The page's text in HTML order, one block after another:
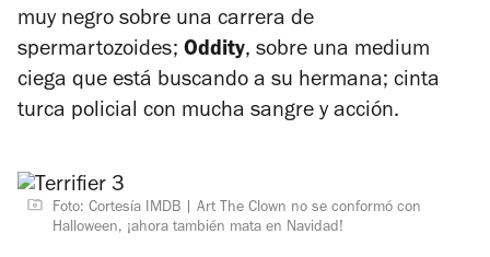
muy negro sobre una carrera de
spermartozoides; Oddity, sobre una medium
ciega que está buscando a su hermana; cinta
turca policial con mucha sangre y acción.
Foto: Cortesía IMDB
Art The Clown no se conformó con
Halloween, ¡ahora también mata en Navidad!